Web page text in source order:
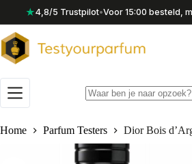
inhoud
★4,8/5 Trustpilot•Voor 15:00 besteld,
Home
Parfum Testers Dior Bois